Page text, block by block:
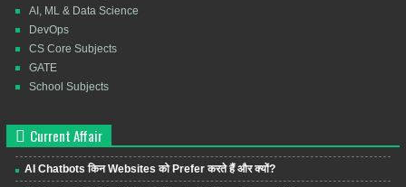
AI, ML & Data Science
DevOps
CS Core Subjects
GATE
School Subjects
Current Affair
AI Chatbots किन Websites को Prefer करते हैं और क्यों?